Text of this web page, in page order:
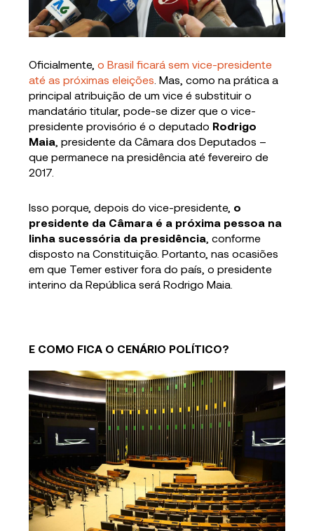
Oficialmente,o Brasil ficará sem vice-presidente
até as próximas eleições . Mas, como na prática a
principal atribuição de um vice é substituir o
mandatário titular, pode-se dizer que o vice-
presidente provisório é o deputado Rodrigo
Maia , presidente da Câmara dos Deputados –
que permanece na presidência até fevereiro de
2017.
Isso porque, depois do vice-presidente, o
presidente da Câmara é a próxima pessoa na
linha sucessória da presidência , conforme
disposto na Constituição. Portanto, nas ocasiões
em que Temer estiver fora do país, o presidente
interino da República será Rodrigo Maia.
E COMO FICA O CENÁRIO POLÍTICO?